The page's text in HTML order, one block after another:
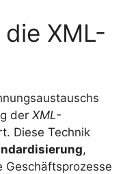
XML-
der XML-
Diese Technik
,
Geschäftsprozesse